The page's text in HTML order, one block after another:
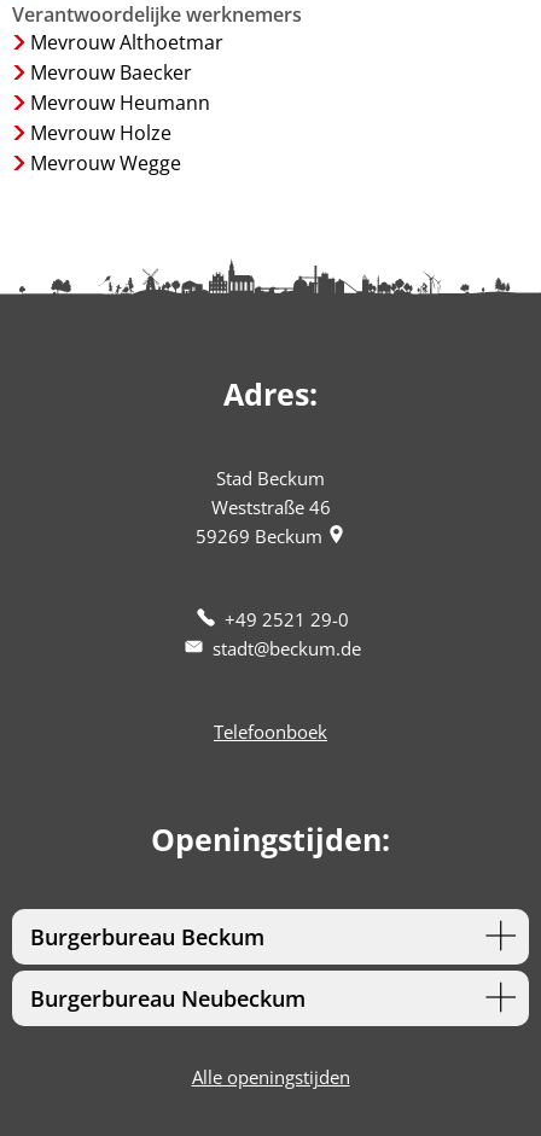
Verantwoordelijke werknemers
Mevrouw Althoetmar
Mevrouw Baecker
Mevrouw Heumann
Mevrouw Holze
Mevrouw Wegge
Adres:
Stad Beckum
Weststraße 46
59269 Beckum
+49 2521 29-0
stadt@beckum.de
Telefoonboek
Openingstijden:
Burgerbureau Beckum
Burgerbureau Neubeckum
Alle openingstijden